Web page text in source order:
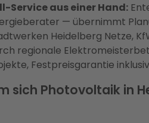
Service aus einer Hand:
— übernimmt
Heidelberg Netze,
regionale
Festpreisgarantie
sich Photovoltaik in